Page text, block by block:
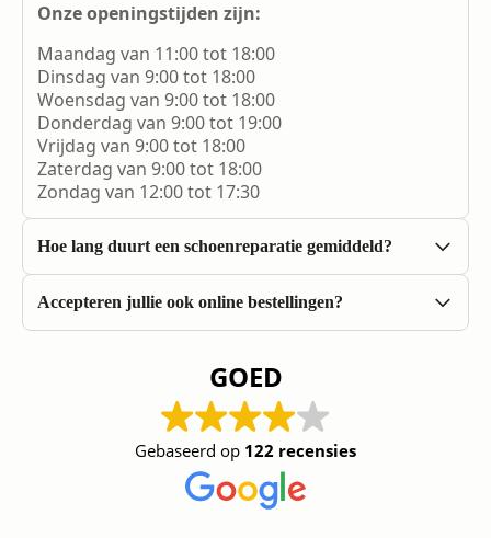
Onze openingstijden zijn:
Maandag van 11:00 tot 18:00
Dinsdag van 9:00 tot 18:00
Woensdag van 9:00 tot 18:00
Donderdag van 9:00 tot 19:00
Vrijdag van 9:00 tot 18:00
Zaterdag van 9:00 tot 18:00
Zondag van 12:00 tot 17:30
Hoe lang duurt een schoenreparatie gemiddeld?
De meeste schoenreparaties duren meestal niet
Accepteren jullie ook online bestellingen?
bestellingen in onze winkel. U bent van harte
welkom om langs te komen.
GOED
Gebaseerd op 122 recensies